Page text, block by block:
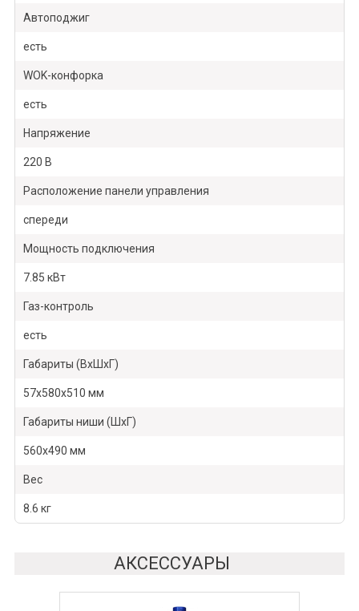
Автоподжиг
есть
WOK-конфорка
есть
Напряжение
220 В
Расположение панели управления
спереди
Мощность подключения
7.85 кВт
Газ-контроль
есть
Габариты (ВхШхГ)
57х580х510 мм
Габариты ниши (ШхГ)
560х490 мм
Вес
8.6 кг
АКСЕССУАРЫ